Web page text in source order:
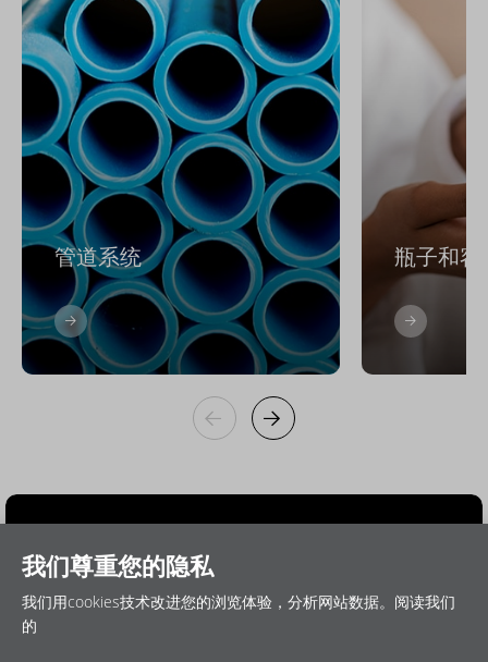
管道系统 瓶子和容
我们尊重您的隐私
我们用cookies技术改进您的浏览体验，分析网站数据。阅读我们
的